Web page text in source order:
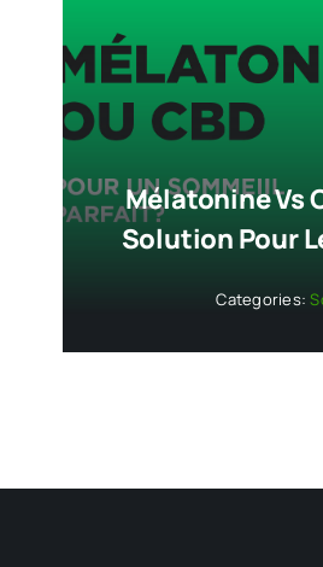
Mélatonine Vs
Solution Pour
Categories: